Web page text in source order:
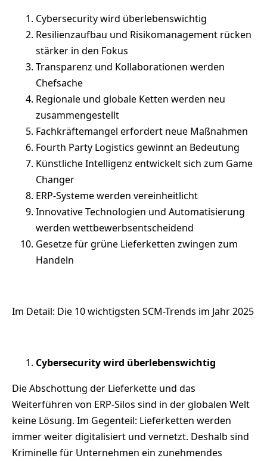
Cybersecurity wird überlebenswichtig
Resilienzaufbau und Risikomanagement rücken
stärker in den Fokus
Transparenz und Kollaborationen werden
Chefsache
Regionale und globale Ketten werden neu
zusammengestellt
Fachkräftemangel erfordert neue Maßnahmen
Fourth Party Logistics gewinnt an Bedeutung
Künstliche Intelligenz entwickelt sich zum Game
Changer
ERP-Systeme werden vereinheitlicht
Innovative Technologien und Automatisierung
werden wettbewerbsentscheidend
Gesetze für grüne Lieferketten zwingen zum
Handeln
Im Detail: Die 10 wichtigsten SCM-Trends im Jahr 2025
Cybersecurity wird überlebenswichtig
Die Abschottung der Lieferkette und das
Weiterführen von ERP-Silos sind in der globalen Welt
keine Lösung. Im Gegenteil: Lieferketten werden
immer weiter digitalisiert und vernetzt. Deshalb sind
Kriminelle für Unternehmen ein zunehmendes